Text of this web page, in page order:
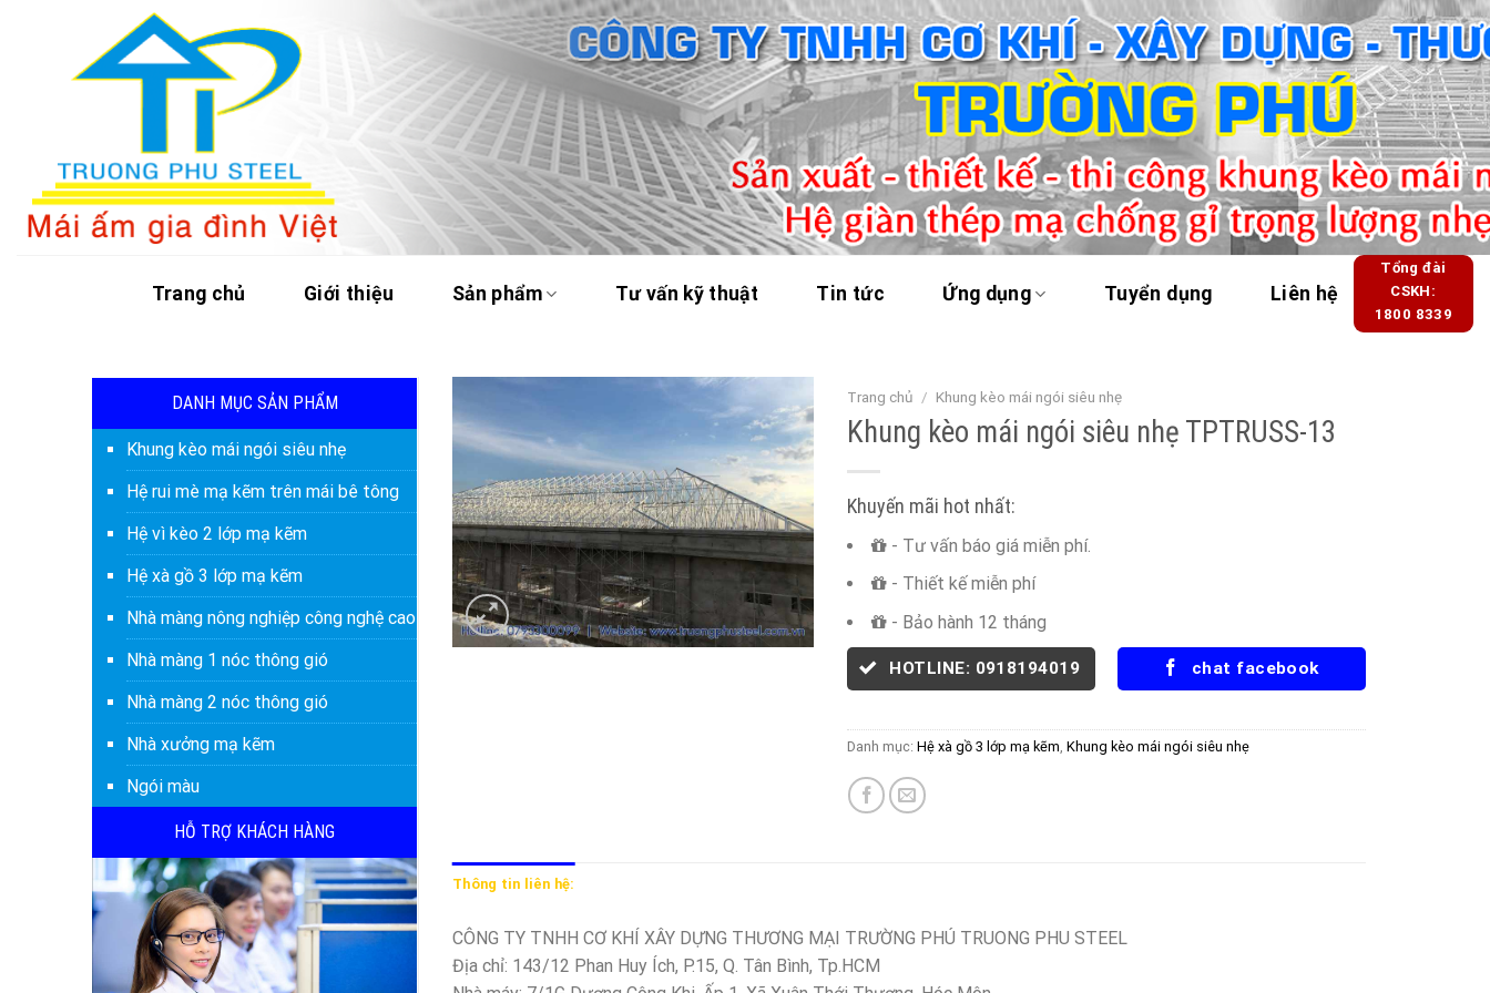
Trang chủ Giới thiệu Sản phẩm Tư vấn kỹ thuật Tin tức Ứng dụng Tuyển dụng Liên hệ
Tổng đài
CSKH:
1800 8339
DANH MỤC SẢN PHẨM
Khung kèo mái ngói siêu nhẹ
Hệ rui mè mạ kẽm trên mái bê tông
Hệ vì kèo 2 lớp mạ kẽm
Hệ xà gồ 3 lớp mạ kẽm
Nhà màng nông nghiệp công nghệ cao
Nhà màng 1 nóc thông gió
Nhà màng 2 nóc thông gió
Nhà xưởng mạ kẽm
Ngói màu
HỖ TRỢ KHÁCH HÀNG
Trang chủ / Khung kèo mái ngói siêu nhẹ
Khung kèo mái ngói siêu nhẹ TPTRUSS-13
Khuyến mãi hot nhất:
- Tư vấn báo giá miễn phí.
- Thiết kế miễn phí
- Bảo hành 12 tháng
HOTLINE: 0918194019 chat facebook
Danh mục: Hệ xà gồ 3 lớp mạ kẽm Khung kèo mái ngói siêu nhẹ
Thông tin liên hệ:
CÔNG TY TNHH CƠ KHÍ XÂY DỰNG THƯƠNG MẠI TRƯỜNG PHÚ TRUONG PHU STEEL
Địa chỉ: 143/12 Phan Huy Ích, P.15, Q. Tân Bình, Tp.HCM